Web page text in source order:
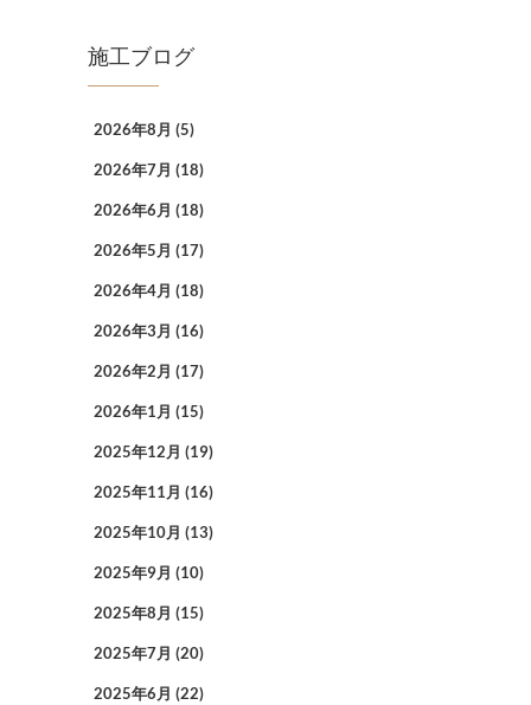
施工ブログ
2026年8月 (5)
2026年7月 (18)
2026年6月 (18)
2026年5月 (17)
2026年4月 (18)
2026年3月 (16)
2026年2月 (17)
2026年1月 (15)
2025年12月 (19)
2025年11月 (16)
2025年10月 (13)
2025年9月 (10)
2025年8月 (15)
2025年7月 (20)
2025年6月 (22)